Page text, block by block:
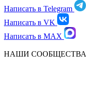
Написать в Telegram
Написать в VK
Написать в MAX
НАШИ СООБЩЕСТВА